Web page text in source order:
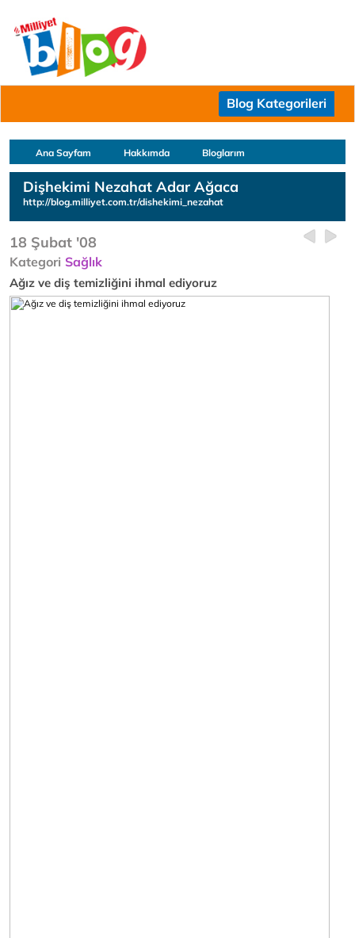
Blog Kategorileri
Ana Sayfam Hakkımda Bloglarım
Dişhekimi Nezahat Adar Ağaca
http://blog.milliyet.com.tr/dishekimi_nezahat
18 Şubat '08
Kategori Sağlık
Ağız ve diş temizliğini ihmal ediyoruz